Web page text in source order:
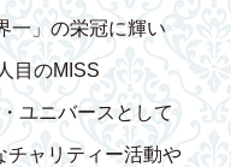
一」の栄冠に輝い
目のMISS
ユニバースとして
チャリティー活動や